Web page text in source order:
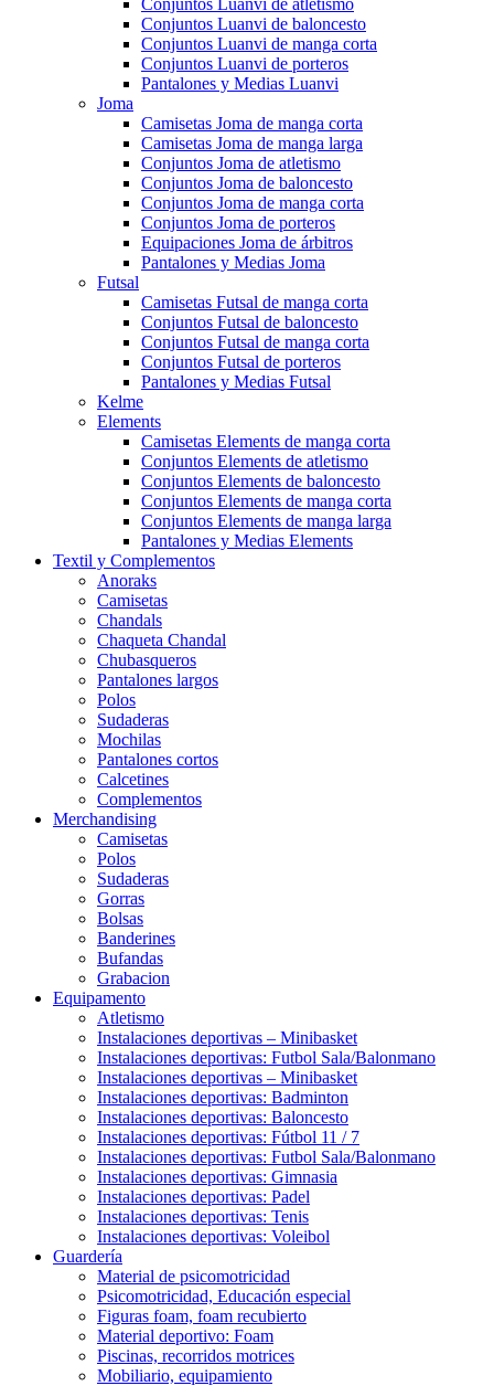
Conjuntos Luanvi de atletismo
Conjuntos Luanvi de baloncesto
Conjuntos Luanvi de manga corta
Conjuntos Luanvi de porteros
Pantalones y Medias Luanvi
Joma
Camisetas Joma de manga corta
Camisetas Joma de manga larga
Conjuntos Joma de atletismo
Conjuntos Joma de baloncesto
Conjuntos Joma de manga corta
Conjuntos Joma de porteros
Equipaciones Joma de árbitros
Pantalones y Medias Joma
Futsal
Camisetas Futsal de manga corta
Conjuntos Futsal de baloncesto
Conjuntos Futsal de manga corta
Conjuntos Futsal de porteros
Pantalones y Medias Futsal
Kelme
Elements
Camisetas Elements de manga corta
Conjuntos Elements de atletismo
Conjuntos Elements de baloncesto
Conjuntos Elements de manga corta
Conjuntos Elements de manga larga
Pantalones y Medias Elements
Textil y Complementos
Anoraks
Camisetas
Chandals
Chaqueta Chandal
Chubasqueros
Pantalones largos
Polos
Sudaderas
Mochilas
Pantalones cortos
Calcetines
Complementos
Merchandising
Camisetas
Polos
Sudaderas
Gorras
Bolsas
Banderines
Bufandas
Grabacion
Equipamento
Atletismo
Instalaciones deportivas – Minibasket
Instalaciones deportivas: Futbol Sala/Balonmano
Instalaciones deportivas – Minibasket
Instalaciones deportivas: Badminton
Instalaciones deportivas: Baloncesto
Instalaciones deportivas: Fútbol 11 / 7
Instalaciones deportivas: Futbol Sala/Balonmano
Instalaciones deportivas: Gimnasia
Instalaciones deportivas: Padel
Instalaciones deportivas: Tenis
Instalaciones deportivas: Voleibol
Guardería
Material de psicomotricidad
Psicomotricidad, Educación especial
Figuras foam, foam recubierto
Material deportivo: Foam
Piscinas, recorridos motrices
Mobiliario, equipamiento